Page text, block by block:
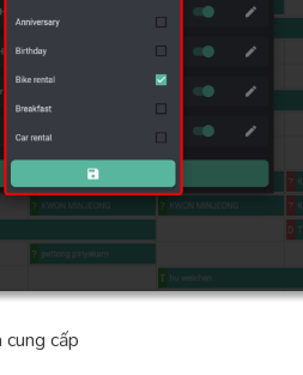
cấp